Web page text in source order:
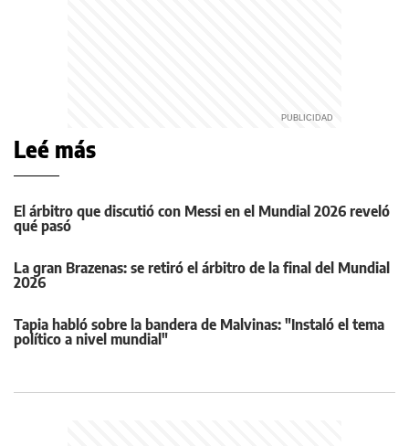
Leé más
El árbitro que discutió con Messi en el Mundial 2026 reveló
qué pasó
La gran Brazenas: se retiró el árbitro de la final del Mundial
2026
Tapia habló sobre la bandera de Malvinas: "Instaló el tema
político a nivel mundial"